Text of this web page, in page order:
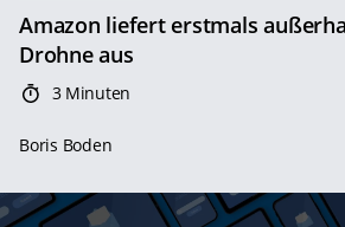
Amazon liefert erstmals
Drohne aus
3 Minuten
Boris Boden